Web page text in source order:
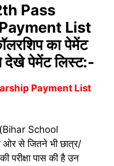
Pass
List
का पेमेंट
देखे पेमेंट लिस्ट:-
Payment List
(Bihar School
से जितने भी छात्र/
परीक्षा पास की है उन